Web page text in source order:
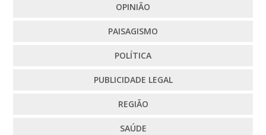
OPINIÃO
PAISAGISMO
POLÍTICA
PUBLICIDADE LEGAL
REGIÃO
SAÚDE